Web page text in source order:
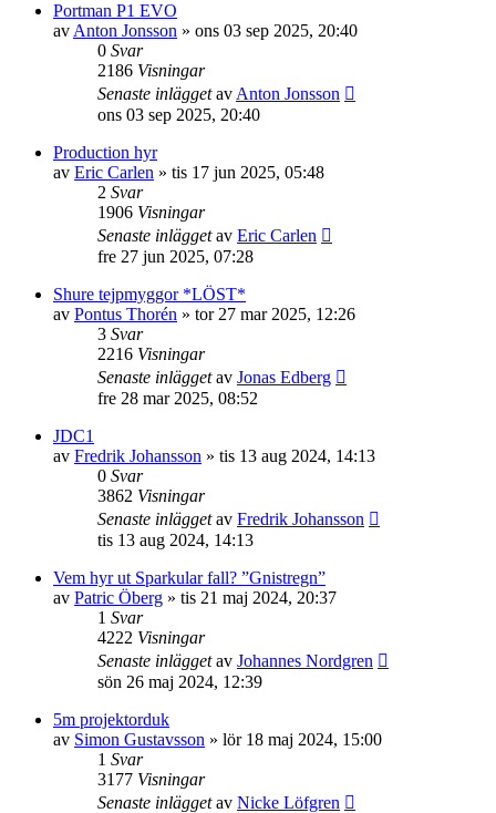
Portman P1 EVO
av Anton Jonsson » ons 03 sep 2025, 20:40
0 Svar
2186 Visningar
Senaste inläggetav Anton Jonsson
ons 03 sep 2025, 20:40
Production hyr
av Eric Carlen » tis 17 jun 2025, 05:48
2 Svar
1906 Visningar
Senaste inläggetav Eric Carlen
fre 27 jun 2025, 07:28
Shure tejpmyggor *LÖST*
av Pontus Thorén » tor 27 mar 2025, 12:26
3 Svar
2216 Visningar
Senaste inläggetav Jonas Edberg
fre 28 mar 2025, 08:52
JDC1
av Fredrik Johansson » tis 13 aug 2024, 14:13
0 Svar
3862 Visningar
Senaste inläggetav Fredrik Johansson
tis 13 aug 2024, 14:13
Vem hyr ut Sparkular fall? ”Gnistregn”
av Patric Öberg » tis 21 maj 2024, 20:37
1 Svar
4222 Visningar
Senaste inläggetav Johannes Nordgren
sön 26 maj 2024, 12:39
5m projektorduk
av Simon Gustavsson » lör 18 maj 2024, 15:00
1 Svar
3177 Visningar
Senaste inläggetav Nicke Löfgren